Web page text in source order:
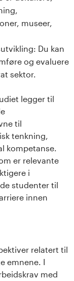
museer,
Du kan
og evaluere
sektor.
legger til
til
tenkning,
kompetanse.
er relevante
i
studenter til
innen
relatert til
emnene. I
med